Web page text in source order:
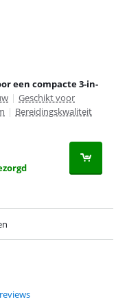
een compacte 3-in-
| Geschikt voor
| Bereidingskwaliteit
2 reviews.